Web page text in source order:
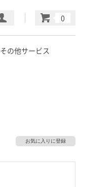
その他サービス
お気に入りに登録